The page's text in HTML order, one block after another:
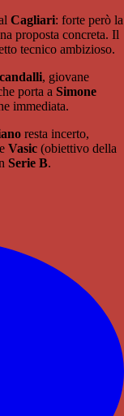
Cagliari: forte però la
proposta concreta. Il
tecnico ambizioso.
, giovane
porta a Simone
immediata.
resta incerto,
Vasic (obiettivo della
Serie B.